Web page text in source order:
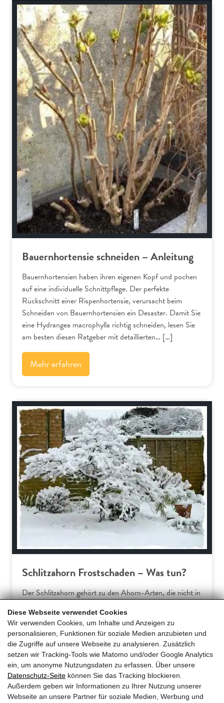
Diese Webseite verwendet Cookies
Wir verwenden Cookies, um Inhalte und Anzeigen zu
personalisieren, Funktionen für soziale Medien anzubieten und
die Zugriffe auf unsere Webseite zu analysieren. Zusätzlich
setzen wir Tracking-Tools wie Matomo und/oder Google Analytics
ein, um anonyme Nutzungsdaten zu erfassen. Über unsere
Datenschutz-Seite können Sie das Tracking blockieren.
Außerdem geben wir Informationen zu Ihrer Nutzung unserer
Webseite an unsere Partner für soziale Medien, Werbung und
Schnitt-Anleitungen
Bauernhortensie schneiden – Anleitung
Bauernhortensien haben ihren eigenen Kopf und pochen
auf eine individuelle Schnittpflege. Der perfekte
Rückschnitt einer Rispenhortensie, verursacht beim
Schneiden von Bauernhortensien ein Desaster. Damit Sie
eine Hydrangea macrophylla richtig schneiden, lesen Sie
am besten diesen Ratgeber mit detaillierten… […]
Mehr erfahren
Bäume und Sträucher
Schlitzahorn Frostschaden – Was tun?
Der Schlitzahorn gehört zu den Ahorn-Arten, die nicht in
Hausgärtner am Acer palmatum dissectum häufiger über
Frostschäden klagen. Dieser Ratgeber erklärt die
typischen Symptome und gibt praxiserprobte Tipps für
effektive Gegenmaßnahmen und… […]
Mehr erfahren